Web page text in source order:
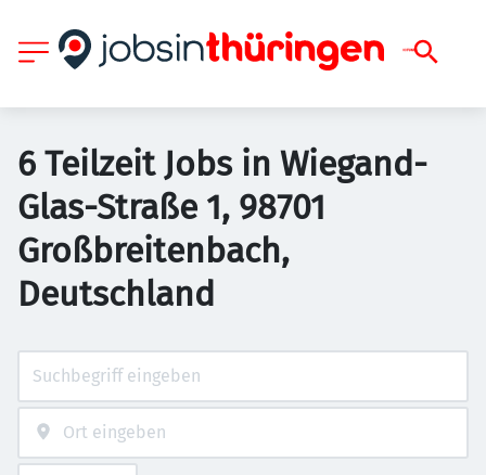
6 Teilzeit Jobs in Wiegand-
Glas-Straße 1, 98701
Großbreitenbach,
Deutschland